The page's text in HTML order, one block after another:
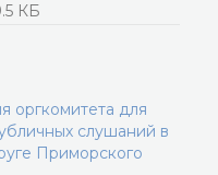
КБ
для
слушаний в
Приморского